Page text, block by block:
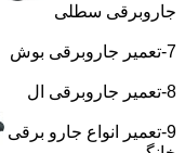
جاروبرقی سطلی
7-تعمیر جاروبرقی بوش
8-تعمیر جاروبرقی ال
9-تعمیر انواع جارو برقی